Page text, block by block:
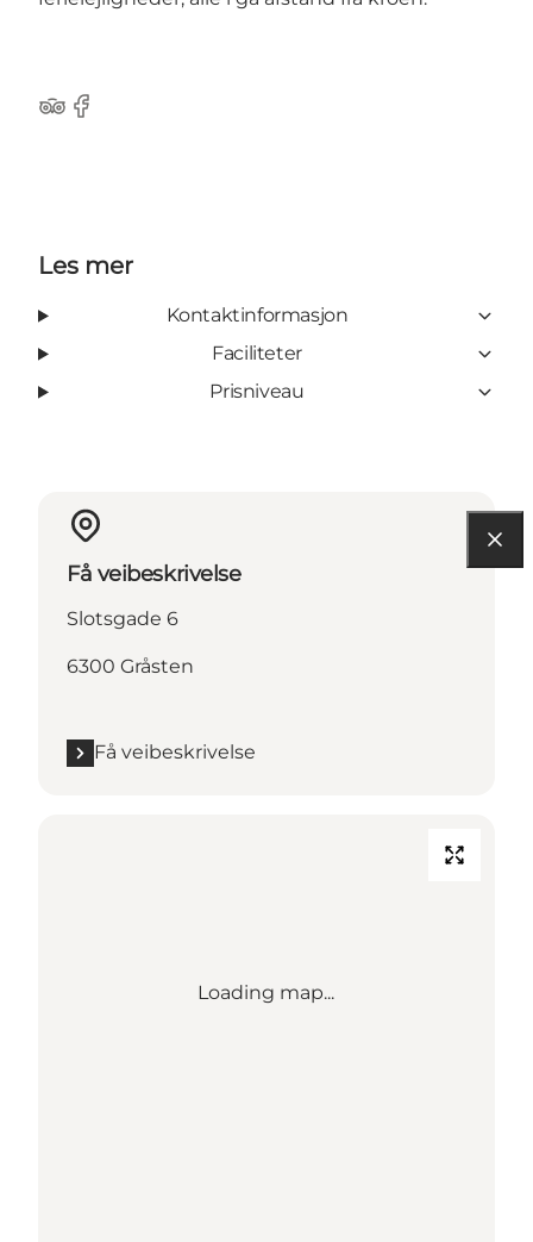
Tripadvisor
Facebook
Les mer
Kontaktinformasjon
Faciliteter
Prisniveau
Få veibeskrivelse
Slotsgade 6
6300 Gråsten
Få veibeskrivelse
Loading map...